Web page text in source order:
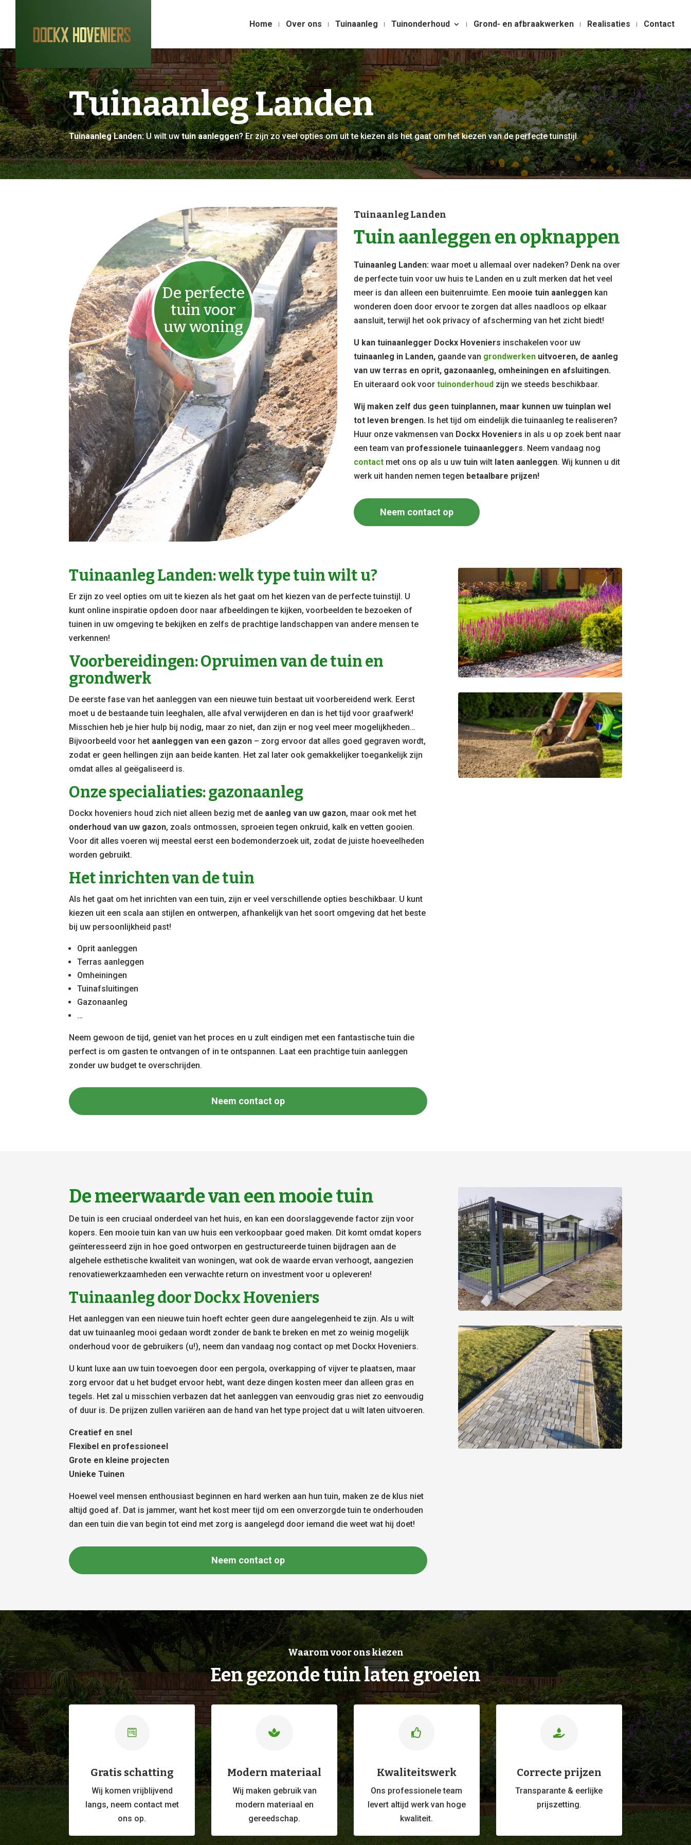
Home Over ons Tuinaanleg Tuinonderhoud Grond- en afbraakwerken Realisaties Contact
Tuinaanleg Landen
Tuinaanleg Landen:U wilt uwtuin aanleggen? Er zijn zo veel opties om uit te kiezen als het gaat om het kiezen van de perfecte tuinstijl.
De perfecte
tuin voor
uw woning
Tuinaanleg Landen
Tuin aanleggen en opknappen
Tuinaanleg Landen: waar moet u allemaal over nadeken? Denk na over
de perfecte tuin voor uw huis te Landen en u zult merken dat het veel
meer is dan alleen een buitenruimte. Een mooie tuin aanleggen kan
wonderen doen door ervoor te zorgen dat alles naadloos op elkaar
aansluit, terwijl het ook privacy of afscherming van het zicht biedt!
U kan tuinaanlegger Dockx Hoveniers inschakelen voor uw
tuinaanleg in Landen, gaande van grondwerken uitvoeren, de aanleg
van uw terras en oprit, gazonaanleg, omheiningen en afsluitingen.
En uiteraard ook voortuinonderhoud zijn we steeds beschikbaar.
Wij maken zelf dus geen tuinplannen, maar kunnen uw tuinplan wel
tot leven brengen. Is het tijd om eindelijk die tuinaanleg te realiseren?
Huur onze vakmensen van Dockx Hoveniers in als u op zoek bent naar
een team van professionele tuinaanleggers. Neem vandaag nog
contact met ons op als u uwtuin wilt laten aanleggen. Wij kunnen u dit
werk uit handen nemen tegen betaalbare prijzen!
Neem contact op
Tuinaanleg Landen: welk type tuin wilt u?
Er zijn zo veel opties om uit te kiezen als het gaat om het kiezen van de perfecte tuinstijl. U
kunt online inspiratie opdoen door naar afbeeldingen te kijken, voorbeelden te bezoeken of
tuinen in uw omgeving te bekijken en zelfs de prachtige landschappen van andere mensen te
verkennen!
Voorbereidingen: Opruimen van de tuin en
grondwerk
De eerste fase van het aanleggen van een nieuwe tuin bestaat uit voorbereidend werk. Eerst
moet u de bestaande tuin leeghalen, alle afval verwijderen en dan is het tijd voor graafwerk!
Misschien heb je hier hulp bij nodig, maar zo niet, dan zijn er nog veel meer mogelijkheden…
Bijvoorbeeld voor het aanleggen van een gazon – zorg ervoor dat alles goed gegraven wordt,
zodat er geen hellingen zijn aan beide kanten. Het zal later ook gemakkelijker toegankelijk zijn
omdat alles al geëgaliseerd is.
Onze specialiaties: gazonaanleg
Dockx hoveniers houd zich niet alleen bezig met de aanleg van uw gazon, maar ook met het
onderhoud van uw gazon, zoals ontmossen, sproeien tegen onkruid, kalk en vetten gooien.
Voor dit alles voeren wij meestal eerst een bodemonderzoek uit, zodat de juiste hoeveelheden
worden gebruikt.
Het inrichten van de tuin
Als het gaat om het inrichten van een tuin, zijn er veel verschillende opties beschikbaar. U kunt
kiezen uit een scala aan stijlen en ontwerpen, afhankelijk van het soort omgeving dat het beste
bij uw persoonlijkheid past!
Oprit aanleggen
Terras aanleggen
Omheiningen
Tuinafsluitingen
Gazonaanleg
…
Neem gewoon de tijd, geniet van het proces en u zult eindigen met een fantastische tuin die
perfect is om gasten te ontvangen of in te ontspannen. Laat een prachtige tuin aanleggen
zonder uw budget te overschrijden.
Neem contact op
De meerwaarde van een mooie tuin
De tuin is een cruciaal onderdeel van het huis, en kan een doorslaggevende factor zijn voor
kopers. Een mooie tuin kan van uw huis een verkoopbaar goed maken. Dit komt omdat kopers
geïnteresseerd zijn in hoe goed ontworpen en gestructureerde tuinen bijdragen aan de
algehele esthetische kwaliteit van woningen, wat ook de waarde ervan verhoogt, aangezien
renovatiewerkzaamheden een verwachte return on investment voor u opleveren!
Tuinaanleg door Dockx Hoveniers
Het aanleggen van een nieuwe tuin hoeft echter geen dure aangelegenheid te zijn. Als u wilt
dat uw tuinaanleg mooi gedaan wordt zonder de bank te breken en met zo weinig mogelijk
onderhoud voor de gebruikers (u!), neem dan vandaag nog contact op met Dockx Hoveniers.
U kunt luxe aan uw tuin toevoegen door een pergola, overkapping of vijver te plaatsen, maar
zorg ervoor dat u het budget ervoor hebt, want deze dingen kosten meer dan alleen gras en
tegels. Het zal u misschien verbazen dat het aanleggen van eenvoudig gras niet zo eenvoudig
of duur is. De prijzen zullen variëren aan de hand van het type project dat u wilt laten uitvoeren.
Creatief en snel
Flexibel en professioneel
Grote en kleine projecten
Unieke Tuinen
Hoewel veel mensen enthousiast beginnen en hard werken aan hun tuin, maken ze de klus niet
altijd goed af. Dat is jammer, want het kost meer tijd om een onverzorgde tuin te onderhouden
dan een tuin die van begin tot eind met zorg is aangelegd door iemand die weet wat hij doet!
Neem contact op
Waarom voor ons kiezen
Een gezonde tuin laten groeien

Gratis schatting
Wij komen vrijblijvend
langs, neem contact met
ons op.

Modern materiaal
Wij maken gebruik van
modern materiaal en
gereedschap.

Kwaliteitswerk
Ons professioneleteam
levert altijd werk van hoge
kwaliteit.

Correcte prijzen
Transparante & eerlijke
prijszetting.